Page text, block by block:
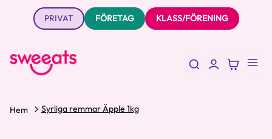
PRIVAT FÖRETAG KLASS/FÖRENING
Hem Syrliga remmar Äpple 1kg